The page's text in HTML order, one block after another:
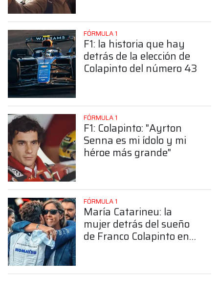
FÓRMULA 1
F1: la historia que hay
detrás de la elección de
Colapinto del número 43
FÓRMULA 1
F1: Colapinto: "Ayrton
Senna es mi ídolo y mi
héroe más grande"
FÓRMULA 1
María Catarineu: la
mujer detrás del sueño
de Franco Colapinto en